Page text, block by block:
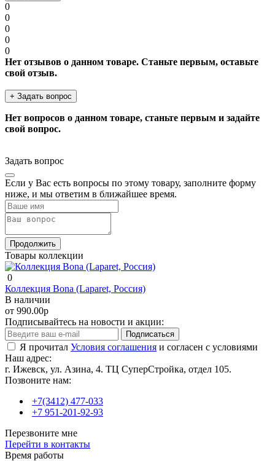
0
0
0
0
0
Нет отзывов о данном товаре. Станьте первым, оставьте
свой отзыв.
+ Задать вопрос
Нет вопросов о данном товаре, станьте первым и задайте
свой вопрос.
Задать вопрос
Если у Вас есть вопросы по этому товару, заполните форму
ниже, и мы ответим в ближайшее время.
Продолжить
Товары коллекции
0
Коллекция Bona (Laparet, Россия)
В наличии
от 990.00р
Подписывайтесь на новости и акции:
Подписаться
Я прочитал Условия соглашения и согласен с условиями
Наш адрес:
г. Ижевск, ул. Азина, 4. ТЦ СуперСтройка, отдел 105.
Позвоните нам:
+7(3412) 477-033
+7 951-201-92-93
Перезвоните мне
Перейти в контакты
Время работы